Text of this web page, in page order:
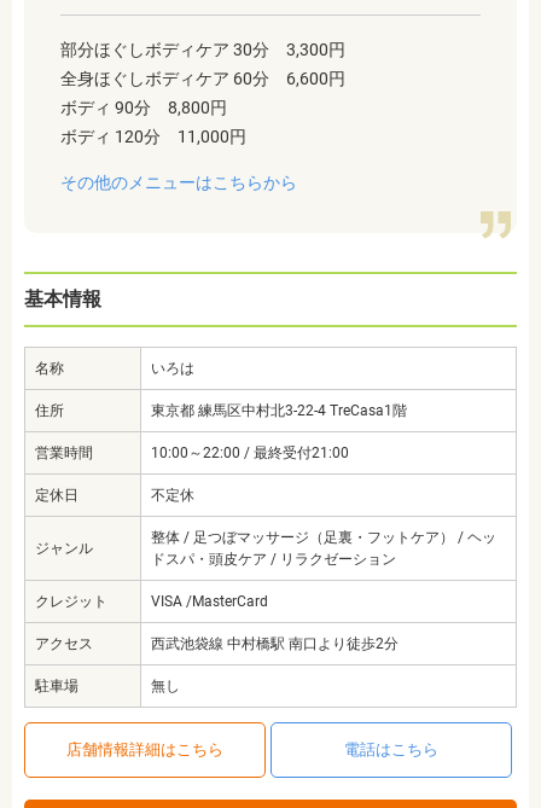
部分ほぐしボディケア 30分 3,300円
全身ほぐしボディケア 60分 6,600円
ボディ 90分 8,800円
ボディ 120分 11,000円
その他のメニューはこちらから
基本情報
名称 いろは
住所 東京都 練馬区中村北3-22-4 TreCasa1階
営業時間 10:00～22:00 / 最終受付21:00
定休日 不定休
ジャンル
整体 / 足つぼマッサージ（足裏・フットケア） / ヘッ
ドスパ・頭皮ケア / リラクゼーション
クレジット VISA /MasterCard
アクセス 西武池袋線 中村橋駅 南口より徒歩2分
駐車場 無し
店舗情報詳細はこちら 電話はこちら